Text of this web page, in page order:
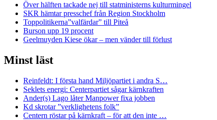
Över hälften tackade nej till statministerns kulturmingel
SKR hämtar presschef från Region Stockholm
Toppolitikerna”valfärdar” till Piteå
Burson upp 19 procent
Geelmuyden Kiese ökar – men vänder till förlust
Minst läst
Reinfeldt: I första hand Miljöpartiet i andra S…
Seklets energi: Centerpartiet sågar kärnkraften
Ander(s) Lago låter Manpower fixa jobben
Kd skrotar ”verklighetens folk”
Centern röstar på kärnkraft – för att den inte …